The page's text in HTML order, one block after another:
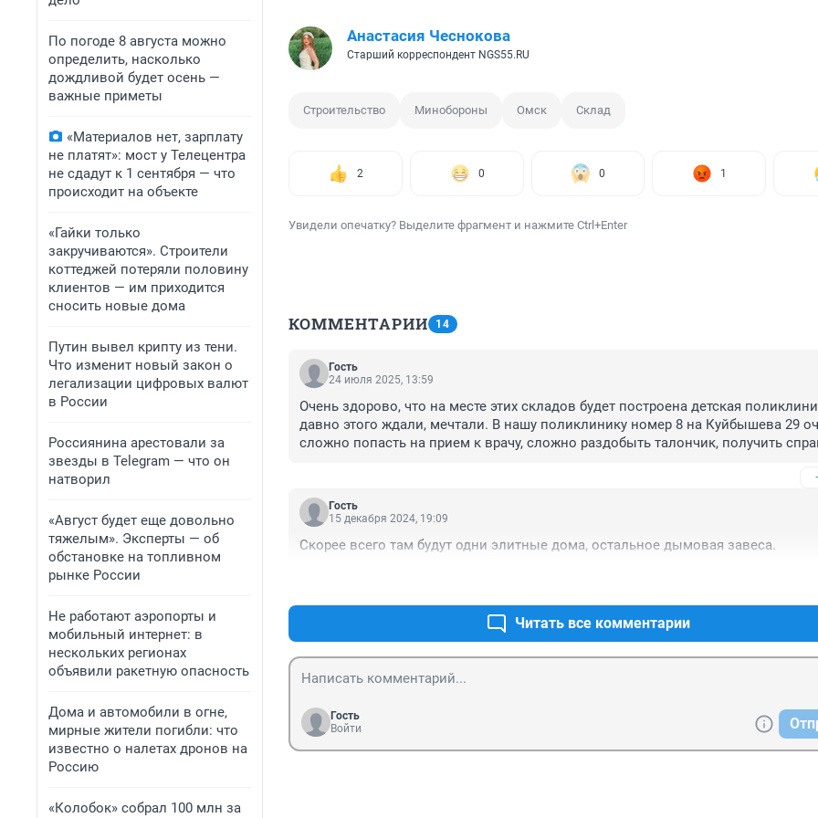
По погоде 8 августа можно
определить, насколько
дождливой будет осень —
важные приметы
«Материалов нет, зарплату
не платят»: мост у Телецентра
не сдадут к 1 сентября — что
происходит на объекте
«Гайки только
закручиваются». Строители
коттеджей потеряли половину
клиентов — им приходится
сносить новые дома
Путин вывел крипту из тени.
Что изменит новый закон о
легализации цифровых валют
в России
Россиянина арестовали за
звезды в Telegram — что он
натворил
«Август будет еще довольно
тяжелым». Эксперты — об
обстановке на топливном
рынке России
Не работают аэропорты и
мобильный интернет: в
нескольких регионах
объявили ракетную опасность
Дома и автомобили в огне,
мирные жители погибли: что
известно о налетах дронов на
Россию
«Колобок» собрал 100 млн за
Анастасия Чеснокова
Старший корреспондент NGS55.RU
Строительство Минобороны Омск Склад
2 0 0 1
Увидели опечатку? Выделите фрагмент и нажмите Ctrl+Enter
КОММЕНТАРИИ 14
Гость
24 июля 2025, 13:59
Очень здорово, что на месте этих складов будет построена детская
давно этого ждали, мечтали. В нашу поликлинику номер 8 на Куйбышева 29
сложно попасть на прием к врачу, сложно раздобыть талончик, получить
адский Ад...находится она за несколько автобусных остановок от дома....
ребёнком надо туда ехать аж к 6ти утра, чтобы раздобыть талончик к врачу. А
этой поликлиники на набережной 19 практически бесполезный. Там сидит, по
ти специалистов. Такие дела... Так что мы очень, очень, очень рады, что
Гость
15 декабря 2024, 19:09
Скорее всего там будут одни элитные дома, остальное дымовая завеса.
Читать все комментарии
Гость
Войти